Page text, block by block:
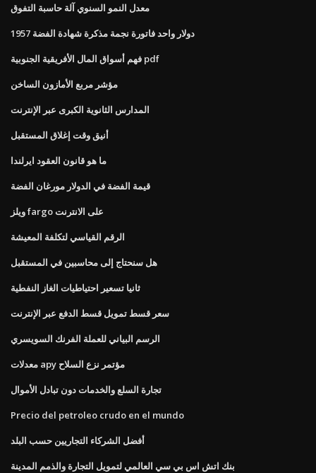
معدل النمو السنوي آلة حاسبة التفوق
1957 دولار واحد فاتورة نجمة مذكرة شهادة الفضة
فهم أسواق المال الأفريقية الجنوبية pdf
مؤشر مربع الأمازون الساخن
المدارس الثانوية الكبرى عبر الإنترنت
أنيق وقت إغلاق المستقبل
ما هو قانون العقود ايرلندا
قيمة الفضة في الدولار مورغان الفضة
ويلز fargo على الانترنت
الرقم القياسي لتكلفة المعيشة
هل سنحتاج إلى محاسبين في المستقبل
ثانيا تسعير احتياطيات الغاز النفطية
سعر قسط تمويل قسط الدفع عبر الإنترنت
الرسم البياني للعملة الفرنك السويسري
معدلات apy مؤتمر نزع السلاح
تجارة السلع والخدمات دون تبادل الأموال
Precio del petroleo crudo en el mundo
أفضل الشركاء التجاريين حسب البلد
بنك اتش اس بي سي العالمي لتمويل التجارة والذمم المدينة